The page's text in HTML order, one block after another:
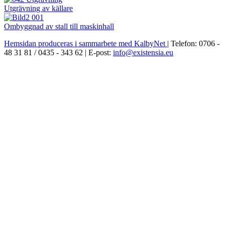
Utgrävning av källare
Ombyggnad av stall till maskinhall
Hemsidan produceras i sammarbete med KalbyNet | Telefon: 0706 -
48 31 81 / 0435 - 343 62 | E-post: info@existensia.eu